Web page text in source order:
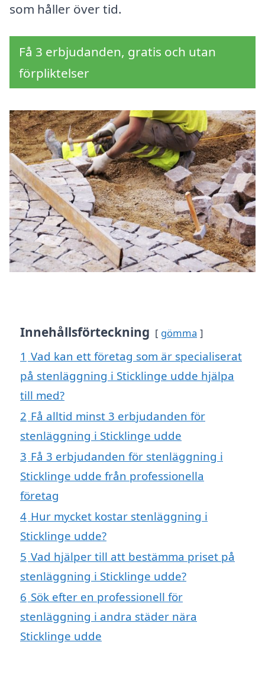
som håller över tid.
Få 3 erbjudanden, gratis och utan
förpliktelser
Innehållsförteckning gömma
1 Vad kan ett företag som är specialiserat
på stenläggning i Sticklinge udde hjälpa
till med?
2 Få alltid minst 3 erbjudanden för
stenläggning i Sticklinge udde
3 Få 3 erbjudanden för stenläggning i
Sticklinge udde från professionella
företag
4 Hur mycket kostar stenläggning i
Sticklinge udde?
5 Vad hjälper till att bestämma priset på
stenläggning i Sticklinge udde?
6 Sök efter en professionell för
stenläggning i andra städer nära
Sticklinge udde